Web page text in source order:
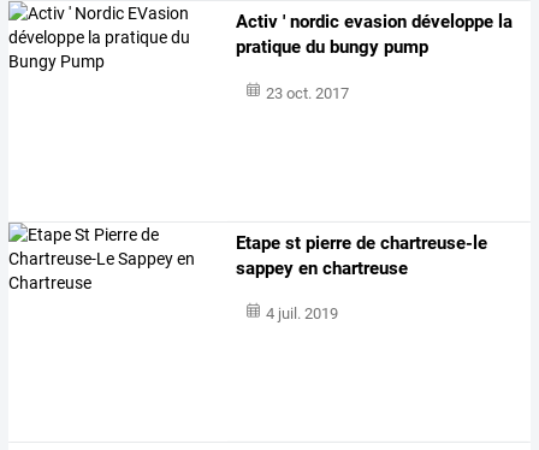
Activ ' nordic evasion développe la
pratique du bungy pump
23 oct. 2017
Etape st pierre de chartreuse-le
sappey en chartreuse
4 juil. 2019